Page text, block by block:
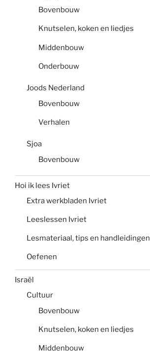
Bovenbouw
Knutselen, koken en liedjes
Middenbouw
Onderbouw
Joods Nederland
Bovenbouw
Verhalen
Sjoa
Bovenbouw
Hoi ik lees Ivriet
Extra werkbladen Ivriet
Leeslessen Ivriet
Lesmateriaal, tips en handleidingen
Oefenen
Israël
Cultuur
Bovenbouw
Knutselen, koken en liedjes
Middenbouw